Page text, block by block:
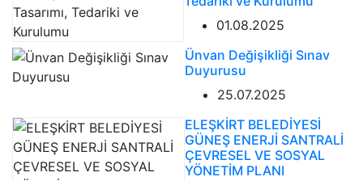
01.08.2025
Ünvan Değişikliği Sınav
Duyurusu
25.07.2025
ELEŞKİRT BELEDİYESİ
GÜNEŞ ENERJİ SANTRALİ
ÇEVRESEL VE SOSYAL
YÖNETİM PLANI